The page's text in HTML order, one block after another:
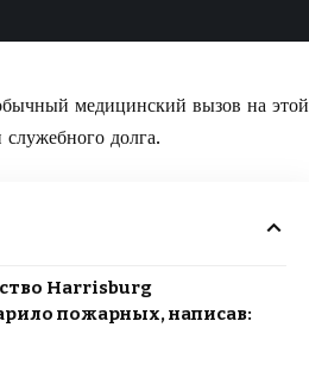
медицинский вызов на этой
долга.
Harrisburg
пожарных, написав: